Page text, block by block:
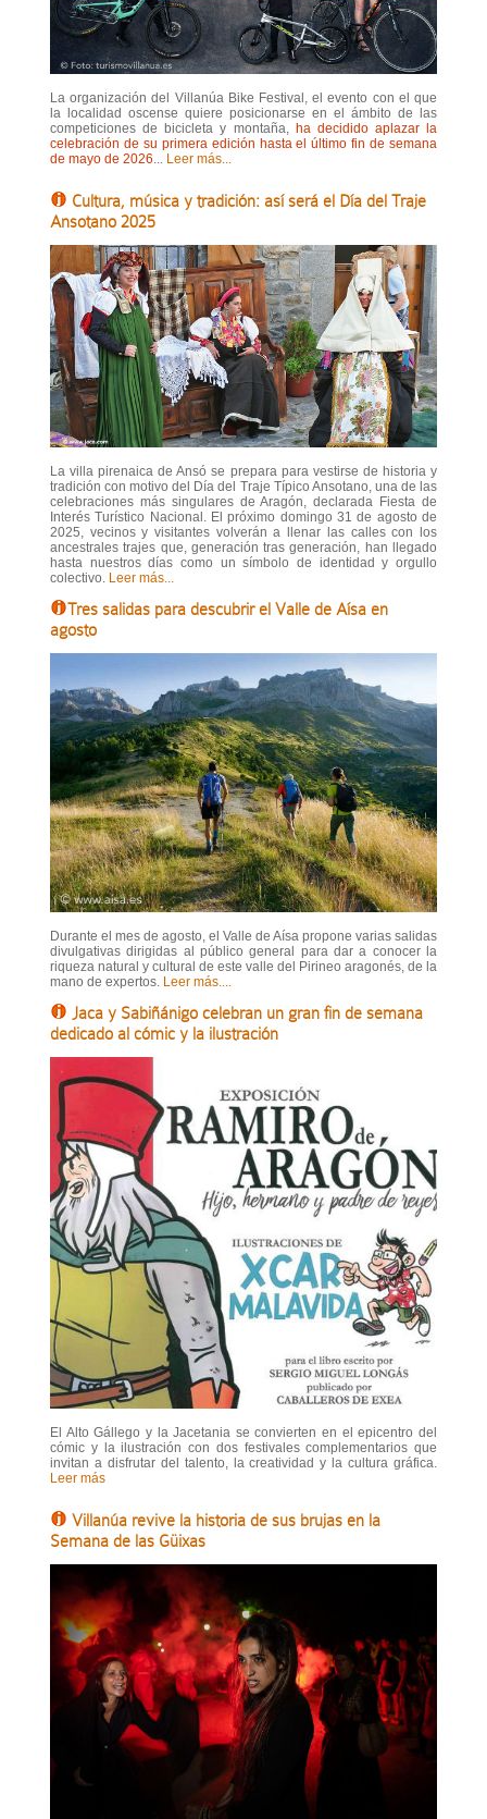
La organización del Villanúa Bike Festival, el evento con el que
la localidad oscense quiere posicionarse en el ámbito de las
competiciones de bicicleta y montaña, ha decidido aplazar la
celebración de su primera edición hasta el último fin de semana
de mayo de 2026... Leer más...
Cultura, música y tradición: así será el Día del Traje
Ansotano 2025
La villa pirenaica de Ansó se prepara para vestirse de historia y
tradición con motivo del Día del Traje Típico Ansotano, una de las
celebraciones más singulares de Aragón, declarada Fiesta de
Interés Turístico Nacional. El próximo domingo 31 de agosto de
2025, vecinos y visitantes volverán a llenar las calles con los
ancestrales trajes que, generación tras generación, han llegado
hasta nuestros días como un símbolo de identidad y orgullo
colectivo. Leer más...
Tres salidas para descubrir el Valle de Aísa en
agosto
Durante el mes de agosto, el Valle de Aísa propone varias salidas
divulgativas dirigidas al público general para dar a conocer la
riqueza natural y cultural de este valle del Pirineo aragonés, de la
mano de expertos. Leer más....
Jaca y Sabiñánigo celebran un gran fin de semana
dedicado al cómic y la ilustración
El Alto Gállego y la Jacetania se convierten en el epicentro del
cómic y la ilustración con dos festivales complementarios que
invitan a disfrutar del talento, la creatividad y la cultura gráfica.
Leer más
Villanúa revive la historia de sus brujas en la
Semana de las Güixas